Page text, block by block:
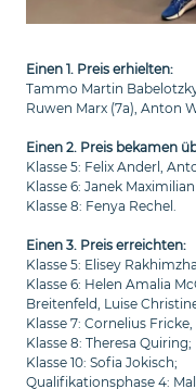
Einen 1. Preis erhielten:
Tammo Martin Babelotzky
Ruwen Marx (7a), Anton
Einen 2. Preis bekamen
Klasse 5: Felix Anderl,
Klasse 6: Janek
Klasse 8: Fenya Rechel.
Einen 3. Preis erreichten:
Klasse 5: Elisey
Klasse 6: Helen Amalia
Breitenfeld, Luise
Klasse 7: Cornelius
Klasse 8: Theresa Quiring;
Klasse 10: Sofia Jokisch;
Qualifikationsphase 4: